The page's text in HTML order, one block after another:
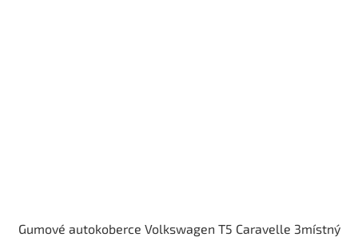
Gumové autokoberce Volkswagen T5 Caravelle 3místný